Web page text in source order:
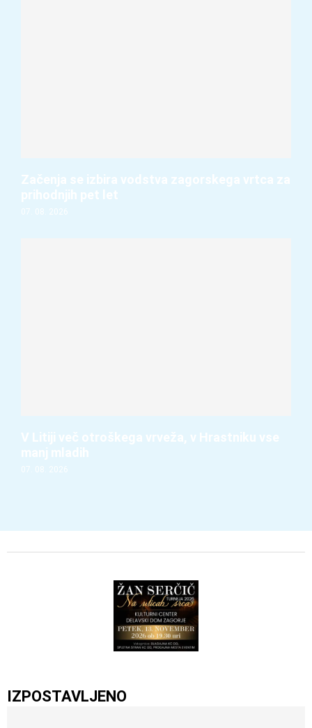
Začenja se izbira vodstva zagorskega vrtca za
prihodnjih pet let
07. 08. 2026
V Litiji več otroškega vrveža, v Hrastniku vse
manj mladih
07. 08. 2026
IZPOSTAVLJENO